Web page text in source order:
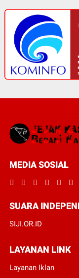
MEDIA SOSIAL
SUARA
SIJI.OR.ID
LAYANAN LINK
Layanan Iklan